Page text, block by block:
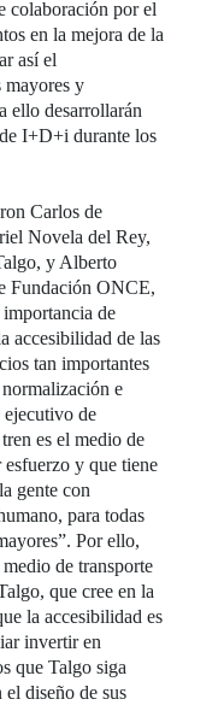
colaboración por el
en la mejora de la
así el
mayores y
ello desarrollarán
I+D+i durante los
Carlos de
Novela del Rey,
y Alberto
Fundación ONCE,
de
accesibilidad de las
tan importantes
e
de
es el medio de
y que tiene
gente con
para todas
Por ello,
de transporte
que cree en la
la accesibilidad es
invertir en
que Talgo siga
el diseño de sus